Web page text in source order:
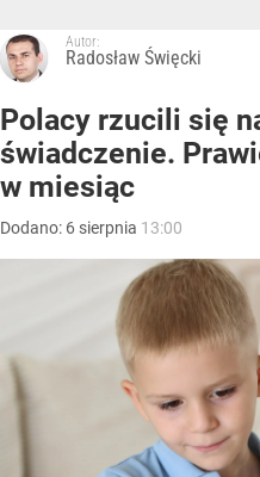
Autor:
Radosław Święcki
Polacy rzucili się
świadczenie.
w miesiąc
Dodano: 6 sierpnia 13:00